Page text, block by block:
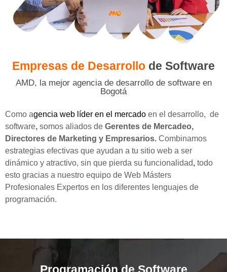
Empresas de Desarrollo de Software
AMD, la mejor agencia de desarrollo de software en
Bogotá
Como agencia web líder en el mercado en el desarrollo, de
software, somos aliados de Gerentes de Mercadeo,
Directores de Marketing y Empresarios. Combinamos
estrategias efectivas que ayudan a tu sitio web a ser
dinámico y atractivo, sin que pierda su funcionalidad, todo
esto gracias a nuestro equipo de Web Másters
Profesionales Expertos en los diferentes lenguajes de
programación.
Programación de Software